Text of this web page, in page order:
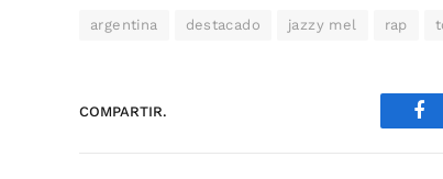
argentina destacado jazzy mel rap
COMPARTIR.